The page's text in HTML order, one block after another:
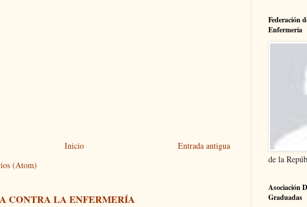
Entrada antigua
Inicio
(Atom)
CONTRA LA ENFERMERÍA
Federación
Enfermería
de la
Asociación
Graduadas